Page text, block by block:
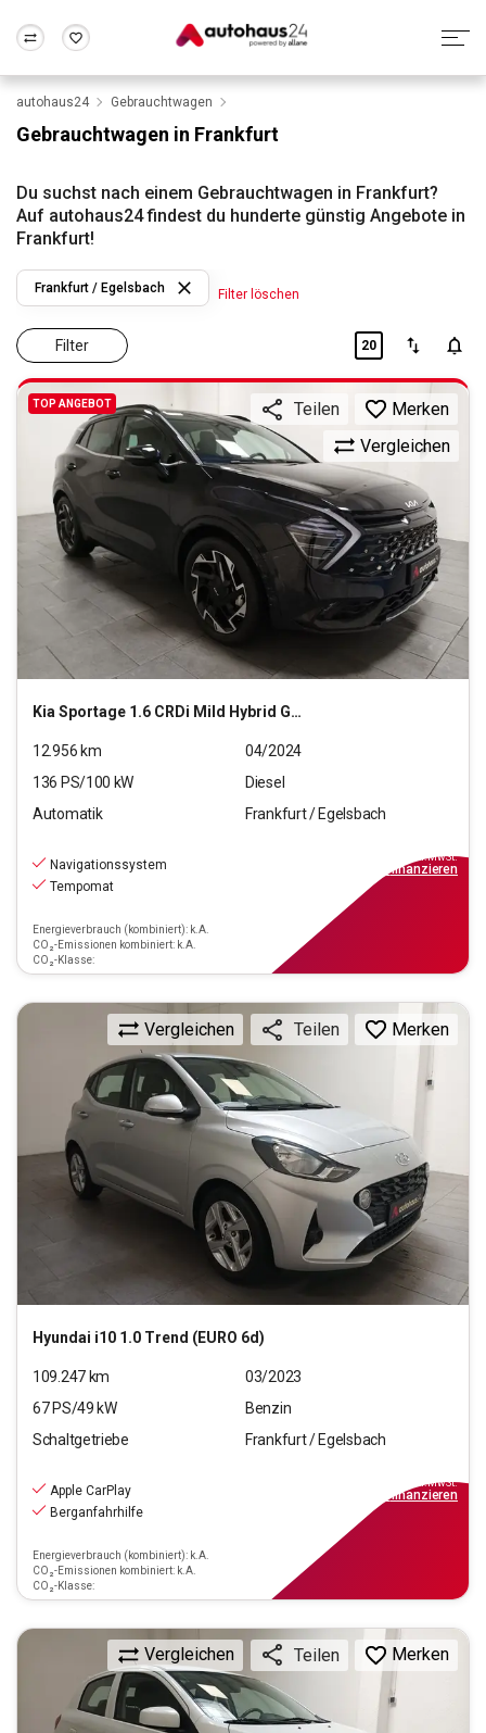
Wir bewerten dein Auto
Alle Fragen & Antworten
Rund um die Inzahlungnahme
Frankfurt Wuppertal
autohaus24 Gebrauchtwagen
Gebrauchtwagen in Frankfurt
Du suchst nach einem Gebrauchtwagen in Frankfurt?
Auf autohaus24 findest du hunderte günstig Angebote in
Frankfurt!
Filter
Frankfurt / Egelsbach Filter löschen
20
TOP ANGEBOT
KiaSportage 1.6 CRDi Mild Hybrid GT-Line 4WD(EURO 6d)
Vergleichen
Teilen Merken
12.956 km
04/2024
136 PS/100 kW
Diesel
Automatik
Frankfurt / Egelsbach
Navigationssystem
Tempomat
Energieverbrauch (kombiniert): k.A.
CO₂-Emissionen kombiniert: k.A.
CO₂-Klasse:
inkl.MwSt.
finanzieren
Hyundai i10 1.0 Trend (EURO 6d)
Vergleichen Teilen Merken
109.247km
03/2023
67PS/49 kW
Benzin
Schaltgetriebe
Frankfurt / Egelsbach
Apple CarPlay
Berganfahrhilfe
Energieverbrauch (kombiniert): k.A.
CO₂-Emissionen kombiniert: k.A.
CO₂-Klasse:
inkl.MwSt.
finanzieren
Vergleichen Teilen Merken